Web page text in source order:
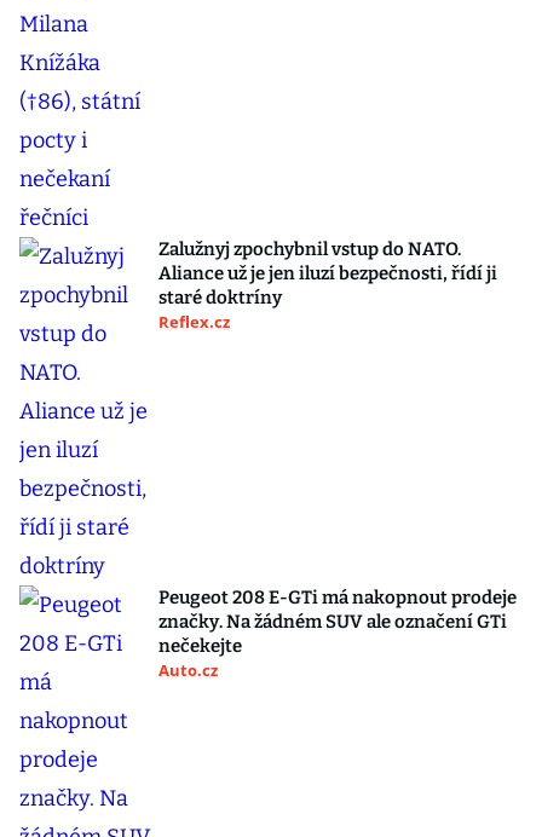
Zalužnyj zpochybnil vstup do NATO.
Aliance už je jen iluzí bezpečnosti, řídí ji
staré doktríny
Reflex.cz
Peugeot 208 E-GTi má nakopnout prodeje
značky. Na žádném SUV ale označení GTi
nečekejte
Auto.cz